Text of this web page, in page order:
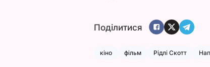
Поділитися
кіно фільм Рідлі Скотт